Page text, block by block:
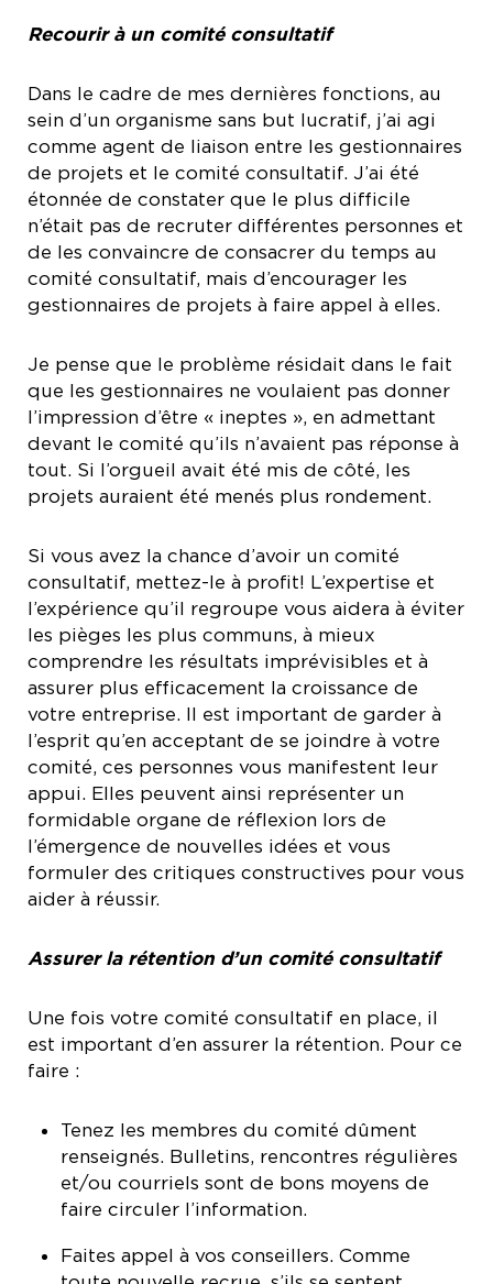
Recourir à un comité consultatif
Dans le cadre de mes dernières fonctions, au
sein d’un organisme sans but lucratif, j’ai agi
comme agent de liaison entre les gestionnaires
de projets et le comité consultatif. J’ai été
étonnée de constater que le plus difficile
n’était pas de recruter différentes personnes et
de les convaincre de consacrer du temps au
comité consultatif, mais d’encourager les
gestionnaires de projets à faire appel à elles.
Je pense que le problème résidait dans le fait
que les gestionnaires ne voulaient pas donner
l’impression d’être « ineptes », en admettant
devant le comité qu’ils n’avaient pas réponse à
tout. Si l’orgueil avait été mis de côté, les
projets auraient été menés plus rondement.
Si vous avez la chance d’avoir un comité
consultatif, mettez-le à profit! L’expertise et
l’expérience qu’il regroupe vous aidera à éviter
les pièges les plus communs, à mieux
comprendre les résultats imprévisibles et à
assurer plus efficacement la croissance de
votre entreprise. Il est important de garder à
l’esprit qu’en acceptant de se joindre à votre
comité, ces personnes vous manifestent leur
appui. Elles peuvent ainsi représenter un
formidable organe de réflexion lors de
l’émergence de nouvelles idées et vous
formuler des critiques constructives pour vous
aider à réussir.
Assurer la rétention d’un comité consultatif
Une fois votre comité consultatif en place, il
est important d’en assurer la rétention. Pour ce
faire :
Tenez les membres du comité dûment
renseignés. Bulletins, rencontres régulières
et/ou courriels sont de bons moyens de
faire circuler l’information.
Faites appel à vos conseillers. Comme